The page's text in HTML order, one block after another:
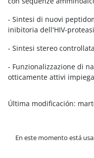
- Sintesi di nuovi
inibitoria dell'HIV-proteasi
- Sintesi stereo
- Funzionalizzazione di
otticamente attivi
Última modificación:
En este momento está